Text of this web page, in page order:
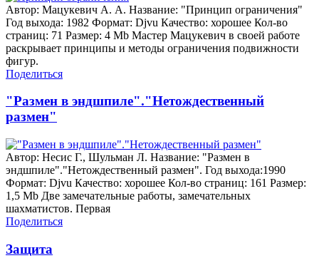
Автор: Мацукевич А. А. Название: "Принцип ограничения"
Год выхода: 1982 Формат: Djvu Качество: хорошее Кол-во
страниц: 71 Размер: 4 Mb Мастер Мацукевич в своей работе
раскрывает принципы и методы ограничения подвижности
фигур.
Поделиться
"Размен в эндшпиле"."Нетождественный
размен"
Автор: Несис Г., Шульман Л. Название: "Размен в
эндшпиле"."Нетождественный размен". Год выхода:1990
Формат: Djvu Качество: хорошее Кол-во страниц: 161 Размер:
1,5 Mb Две замечательные работы, замечательных
шахматистов. Первая
Поделиться
Защита